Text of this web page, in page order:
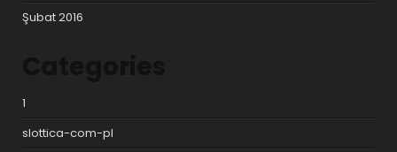
Şubat 2016
1
slottica-com-pl